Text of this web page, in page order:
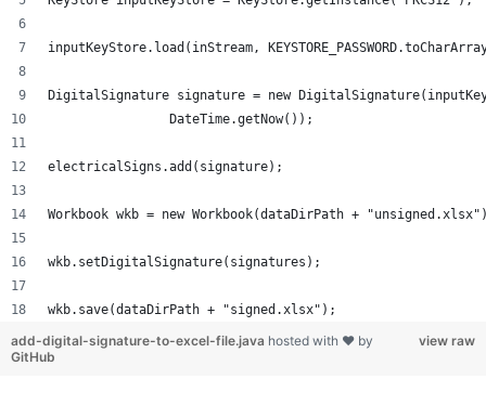
inputKeyStore.load(inStream,
DigitalSignature signature = new
		DateTime.getNow());
electricalSigns.add(signature);
Workbook wkb = new Workbook(dataDirPath +
wkb.setDigitalSignature(signatures);
wkb.save(dataDirPath + "signed.xlsx");
view raw
add-digital-signature-to-excel-file.java hosted with ❤ by
GitHub